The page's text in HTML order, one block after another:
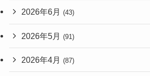
2026年6月 (43)
2026年5月 (91)
2026年4月 (87)